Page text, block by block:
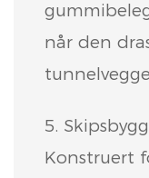
når den
5.
Konstruert